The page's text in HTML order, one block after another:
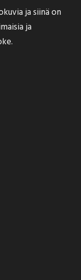
ja siinä on
ja